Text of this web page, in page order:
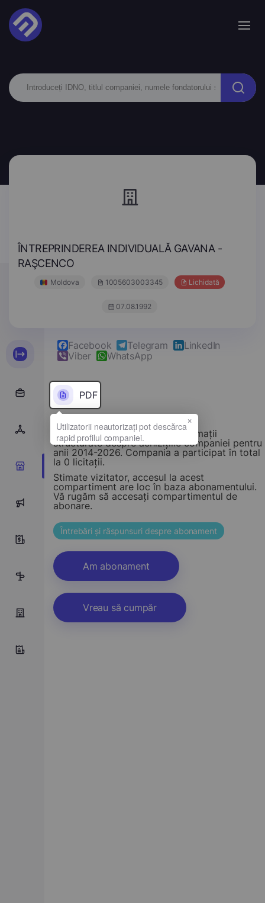
ÎNTREPRINDEREA INDIVIDUALĂ GAVANA -
RAŞCENCO
Moldova 1005603003345 Lichidată
07.08.1992
0
0
0
Facebook Telegram
LinkedIn
Viber
WhatsApp
PDF
Acest compartiment oferă informații
structurate despre achizițiile companiei pentru
anii 2014-2026. Compania a participat în total
la 0 licitații.
Stimate vizitator, accesul la acest
compartiment are loc în baza abonamentului.
Vă rugăm să accesați compartimentul de
abonare.
Întrebări și răspunsuri despre abonament
Am abonament
Vreau să cumpăr
×